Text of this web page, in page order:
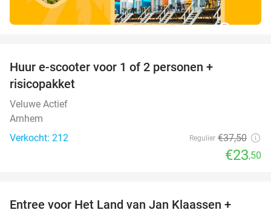
Huur e-scooter voor 1 of 2 personen +
risicopakket
Veluwe Actief
Arnhem
Verkocht: 212
Regulier €37,50
€23,50
Entree voor Het Land van Jan Klaassen +